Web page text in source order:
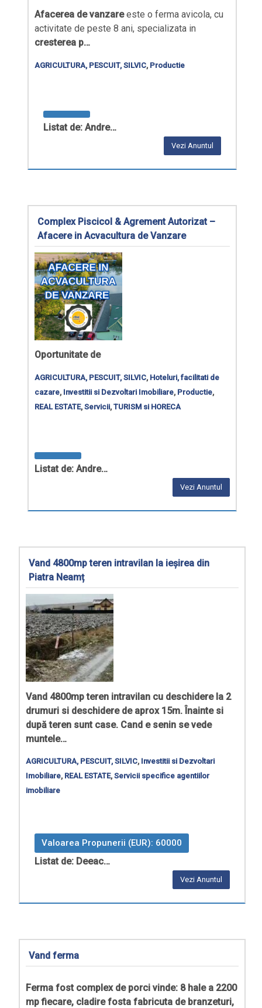
Afacerea de vanzareeste o ferma avicola, cu
activitate de peste 8 ani, specializata in
cresterea p…
AGRICULTURA, PESCUIT, SILVIC, Productie
Listat de: Andre…
Vezi Anuntul
Complex Piscicol & Agrement Autorizat –
Afacere in Acvacultura de Vanzare
Oportunitate de
AGRICULTURA, PESCUIT, SILVIC, Hoteluri, facilitati de
cazare, Investitii si Dezvoltari Imobiliare, Productie,
REAL ESTATE, Servicii, TURISM si HORECA
Listat de: Andre…
Vezi Anuntul
Vand 4800mp teren intravilan la ieșirea din
Piatra Neamț
Vand 4800mp teren intravilan cu deschidere la 2
drumuri si deschidere de aprox 15m. Înainte si
după teren sunt case. Cand e senin se vede
muntele…
AGRICULTURA, PESCUIT, SILVIC, Investitii si Dezvoltari
Imobiliare, REAL ESTATE, Servicii specifice agentiilor
imobiliare
Valoarea Propunerii (EUR): 60000
Listat de: Deeac…
Vezi Anuntul
Vand ferma
Ferma fost complex de porci vinde: 8 hale a 2200
mp fiecare, cladire fosta fabricuta de branzeturi,